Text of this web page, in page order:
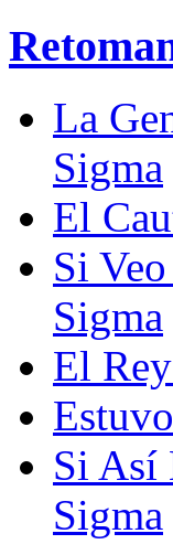
La
Sigma
El
Si
Sigma
El
Si Así
Sigma